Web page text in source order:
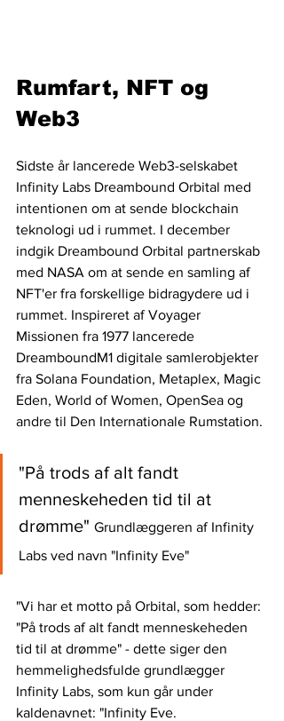
Rumfart, NFT og
Web3
Sidste år lancerede Web3-selskabet
Infinity Labs Dreambound Orbital med
intentionen om at sende blockchain
teknologi ud i rummet. I december
indgik Dreambound Orbital partnerskab
med NASA om at sende en samling af
NFT'er fra forskellige bidragydere ud i
rummet. Inspireret af Voyager
Missionen fra 1977 lancerede
DreamboundM1 digitale samlerobjekter
fra Solana Foundation, Metaplex, Magic
Eden, World of Women, OpenSea og
andre til Den Internationale Rumstation.
"På trods af alt fandt
menneskeheden tid til at
drømme" Grundlæggeren af Infinity
Labs ved navn "Infinity Eve"
"Vi har et motto på Orbital, som hedder:
"På trods af alt fandt menneskeheden
tid til at drømme" - dette siger den
hemmelighedsfulde grundlægger
Infinity Labs, som kun går under
kaldenavnet: "Infinity Eve.